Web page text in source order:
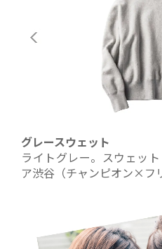
グレースウェット
ライトグレー。スウェッ
ア渋谷（チャンピオン×フ